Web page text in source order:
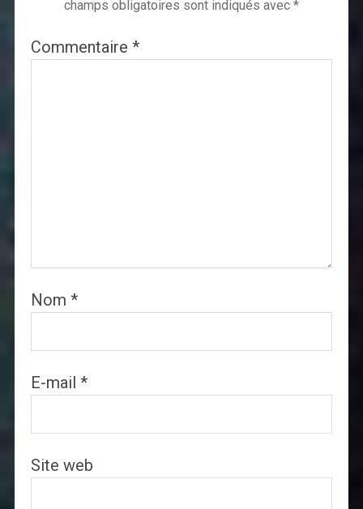
champs obligatoires sont indiqués avec *
Commentaire *
Nom *
E-mail *
Site web